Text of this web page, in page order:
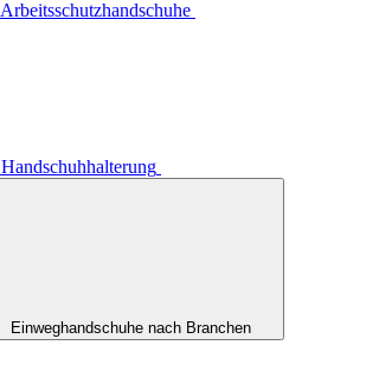
Arbeitsschutzhandschuhe
Handschuhhalterung
Einweghandschuhe nach Branchen